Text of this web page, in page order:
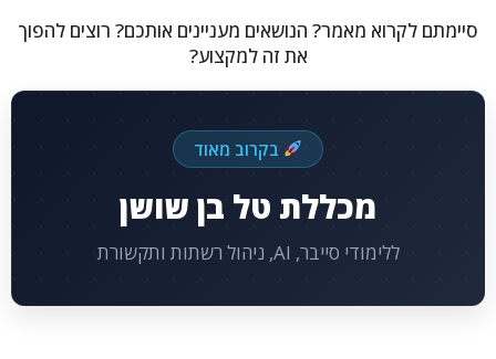
סיימתם לקרוא מאמר? הנושאים מעניינים אותכם? רוצים להפוך
את זה למקצוע?
בקרוב מאוד
מכללת טל בן שושן
ללימודי סייבר, AI, ניהול רשתות ותקשורת